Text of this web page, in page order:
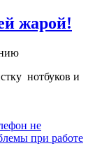
жарой!
нотбуков и
не
при работе